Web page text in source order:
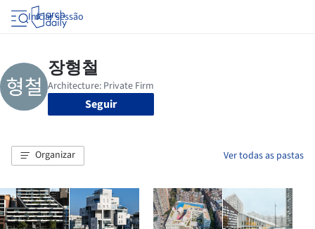
Iniciar sessão
Seguir
Organizar Ver todas as pastas